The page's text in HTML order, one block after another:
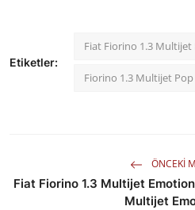
Etiketler:
Fiat Fiorino 1.3 Multijet
Fiorino 1.3 Multijet Pop
ÖNCEKI
Fiat Fiorino 1.3 Multijet Emotion
Multijet